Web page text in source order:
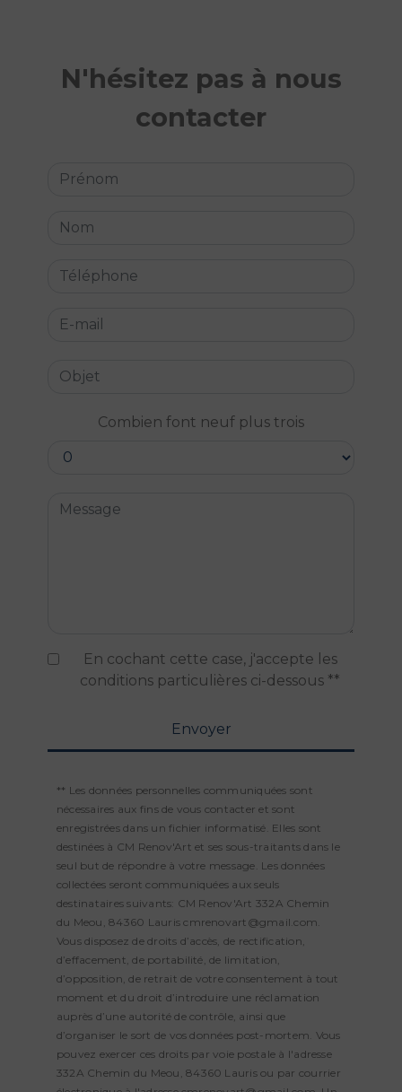
N'hésitez pas à nous
contacter
Combien font neuf plus trois
En cochant cette case, j'accepte les
conditions particulières ci-dessous **
Envoyer
** Les données personnelles communiquées sont
nécessaires aux fins de vous contacter et sont
enregistrées dans un fichier informatisé. Elles sont
destinées à CM Renov'Art et ses sous-traitants dans le
seul but de répondre à votre message. Les données
collectées seront communiquées aux seuls
destinataires suivants: CM Renov'Art 332A Chemin
du Meou, 84360 Lauris cmrenovart@gmail.com.
Vous disposez de droits d’accès, de rectification,
d’effacement, de portabilité, de limitation,
d’opposition, de retrait de votre consentement à tout
moment et du droit d’introduire une réclamation
auprès d’une autorité de contrôle, ainsi que
d’organiser le sort de vos données post-mortem. Vous
pouvez exercer ces droits par voie postale à l'adresse
332A Chemin du Meou, 84360 Lauris ou par courrier